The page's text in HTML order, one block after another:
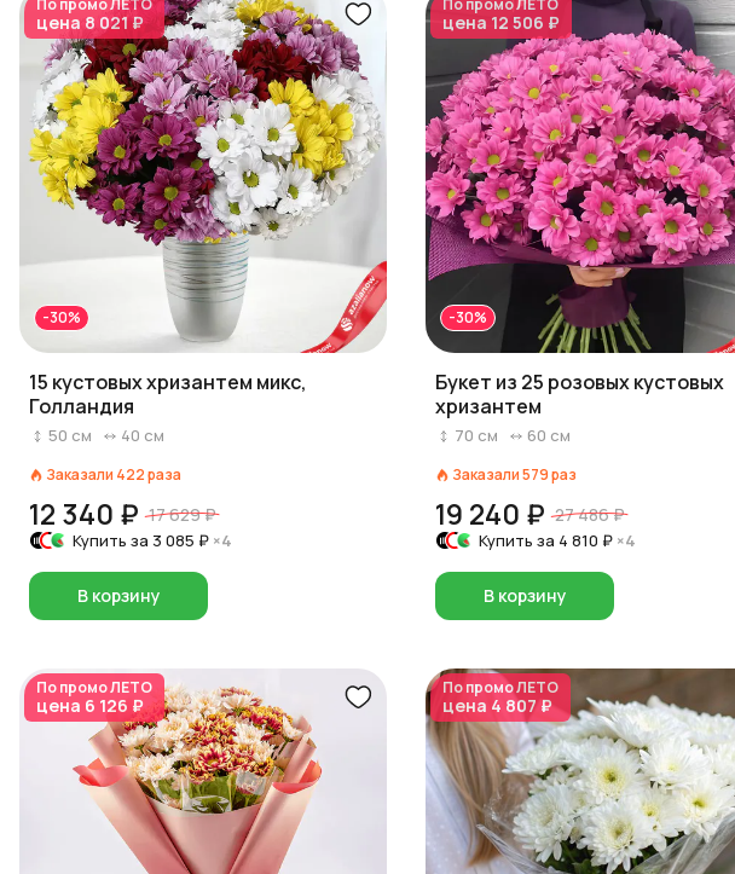
По промоЛЕТО
цена 8 021 ₽
-30%
15 кустовых хризантем микс,
Голландия
50 см 40 см
Заказали 422раза
12 340 ₽ 17 629 ₽
Купить за 3 085 ₽ ×4
В корзину
По промоЛЕТО
цена 12 506 ₽
-30%
Букет из 25 розовых кустовых
хризантем
70 см 60 см
Заказали579раз
19 240 ₽ 27 486 ₽
Купить за 4 810 ₽ ×4
В корзину
По промоЛЕТО
цена 6 126 ₽
По промоЛЕТО
цена 4 807 ₽